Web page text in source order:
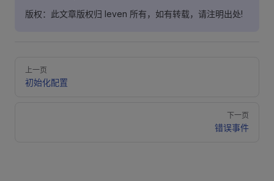
版权：此文章版权归 leven 所有，如有转载，请注明出处!
Pager
上一页
初始化配置
下一页
错误事件